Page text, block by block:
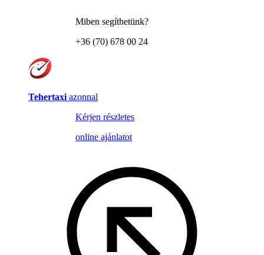
Miben segíthetünk?
+36 (70) 678 00 24
Tehertaxi azonnal
Kérjen részletes
online ajánlatot